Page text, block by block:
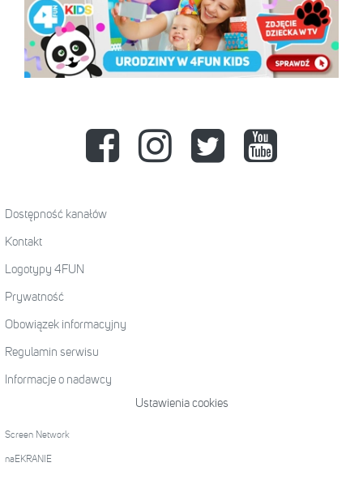
Dostępność kanałów
Kontakt
Logotypy 4FUN
Prywatność
Obowiązek informacyjny
Regulamin serwisu
Informacje o nadawcy
Ustawienia cookies
Screen Network
naEKRANIE